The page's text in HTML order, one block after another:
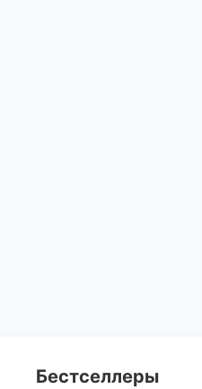
Бестселлеры